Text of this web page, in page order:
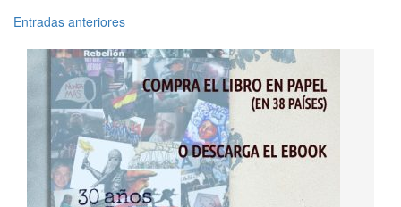
entradas
Entradas anteriores